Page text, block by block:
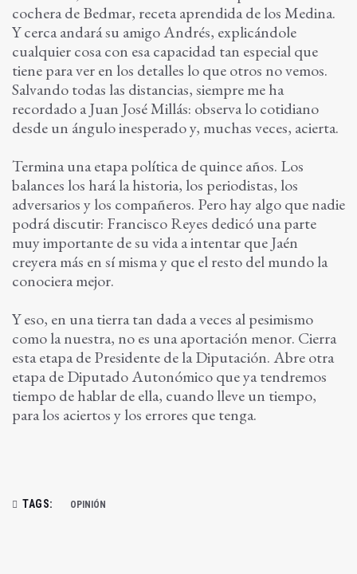
cochera de Bedmar, receta aprendida de los Medina.
Y cerca andará su amigo Andrés, explicándole
cualquier cosa con esa capacidad tan especial que
tiene para ver en los detalles lo que otros no vemos.
Salvando todas las distancias, siempre me ha
recordado a Juan José Millás: observa lo cotidiano
desde un ángulo inesperado y, muchas veces, acierta.
Termina una etapa política de quince años. Los
balances los hará la historia, los periodistas, los
adversarios y los compañeros. Pero hay algo que nadie
podrá discutir: Francisco Reyes dedicó una parte
muy importante de su vida a intentar que Jaén
creyera más en sí misma y que el resto del mundo la
conociera mejor.
Y eso, en una tierra tan dada a veces al pesimismo
como la nuestra, no es una aportación menor. Cierra
esta etapa de Presidente de la Diputación. Abre otra
etapa de Diputado Autonómico que ya tendremos
tiempo de hablar de ella, cuando lleve un tiempo,
para los aciertos y los errores que tenga.
TAGS: OPINIÓN